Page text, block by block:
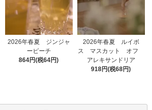
2026年春夏 ジンジャ
ーピーチ
864円(税64円)
2026年春夏 ルイボ
ス マスカット オフ
アレキサンドリア
918円(税68円)